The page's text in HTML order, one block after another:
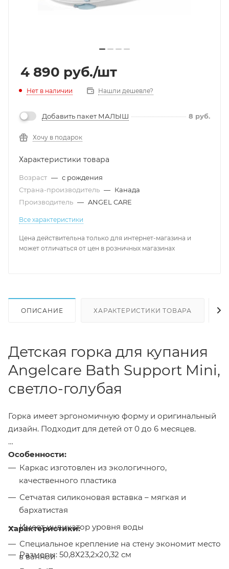
4 890 руб./шт
Нет в наличии Нашли дешевле?
Добавить пакет МАЛЫШ 8 руб.
Хочу в подарок
Характеристики товара
Возраст — с рождения
Страна-производитель — Канада
Производитель — ANGEL CARE
Все характеристики
Цена действительна только для интернет-магазина и
может отличаться от цен в розничных магазинах
ОПИСАНИЕ ХАРАКТЕРИСТИКИ ТОВАРА
Детская горка для купания
Angelcare Bath Support Mini,
светло-голубая
Горка имеет эргономичную форму и оригинальный
дизайн. Подходит для детей от 0 до 6 месяцев.
Особенности:
Каркас изготовлен из экологичного,
качественного пластика
Сетчатая силиконовая вставка – мягкая и
бархатистая
Имеет индикатор уровня воды
Специальное крепление на стену экономит место
в ванной
Характеристики:
Размеры: 50,8Х23,2х20,32 см